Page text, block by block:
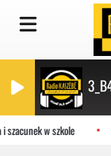
szacunek w szkole